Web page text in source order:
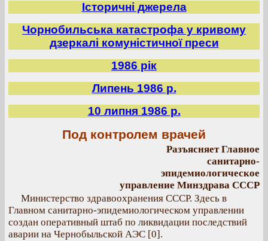
Історичні джерела
Чорнобильська катастрофа у кривому
дзеркалі комуністичної преси
1986 рік
Липень 1986 р.
10 липня 1986 р.
Под контролем врачей
Разъясняет Главное
санитарно-
эпидемиологическое
управление Минздрава СССР
Министерство здравоохранения СССР. Здесь в
Главном санитарно-эпидемиологическом управлении
создан оперативный штаб по ликвидации последствий
аварии на Чернобыльской АЭС [0].